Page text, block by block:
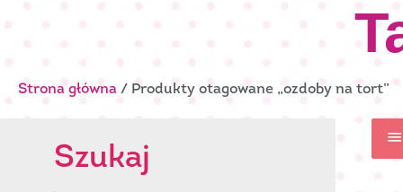
Strona główna / Produkty otagowane „ozdoby na tort”
Szukaj